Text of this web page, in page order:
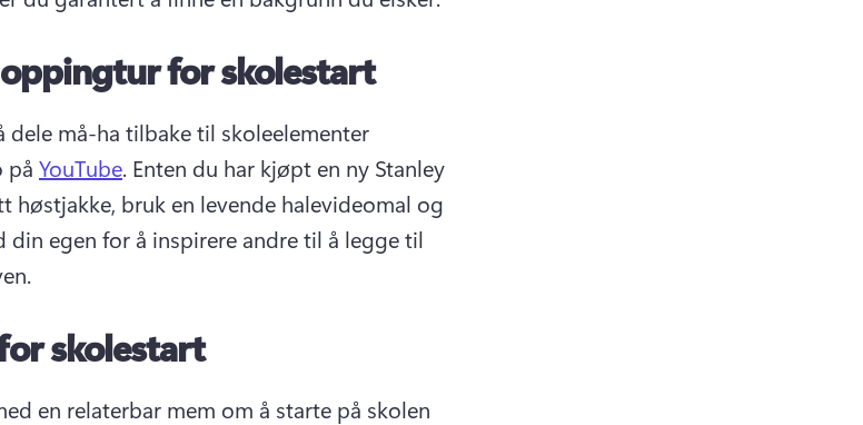
for skolestart
dele må-ha tilbake til skoleelementer
på YouTube. Enten du har kjøpt en ny Stanley
høstjakke, bruk en levende halevideomal og
egen for å inspirere andre til å legge til
skolestart
en relaterbar mem om å starte på skolen